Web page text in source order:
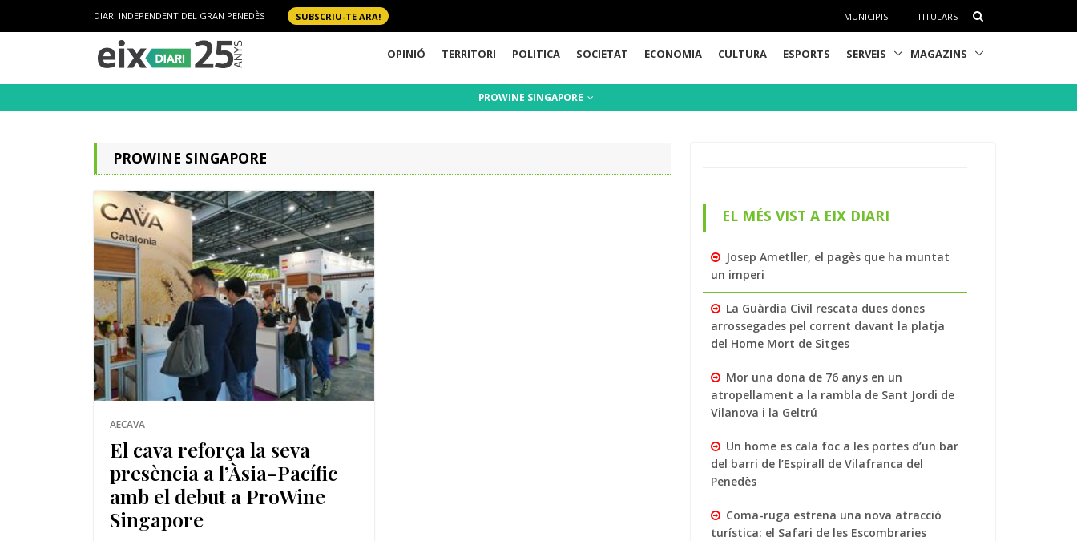
DIARI INDEPENDENT DEL GRAN PENEDÈS | SUBSCRIU-TE ARA! MUNICIPIS | TITULARS
OPINIÓ TERRITORI POLITICA SOCIETAT ECONOMIA CULTURA ESPORTS SERVEIS MAGAZINS
PROWINE SINGAPORE
PROWINE SINGAPORE
AECAVA
El cava reforça la seva
presència a l’Àsia-Pacífic
amb el debut a ProWine
Singapore
EL MÉS VIST A EIX DIARI
Josep Ametller, el pagès que ha muntat
un imperi
La Guàrdia Civil rescata dues dones
arrossegades pel corrent davant la platja
del Home Mort de Sitges
Mor una dona de 76 anys en un
atropellament a la rambla de Sant Jordi de
Vilanova i la Geltrú
Un home es cala foc a les portes d’un bar
del barri de l’Espirall de Vilafranca del
Penedès
Coma-ruga estrena una nova atracció
turística: el Safari de les Escombraries